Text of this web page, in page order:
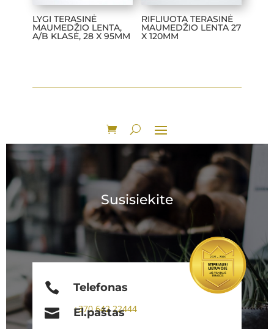
LYGI TERASINĖ
MAUMEDŽIO LENTA,
A/B KLASĖ, 28 X 95MM
RIFLIUOTA TERASINĖ
MAUMEDŽIO LENTA 27
X 120MM
Susisiekite
 Telefonas
+370642 22444
 El.paštas